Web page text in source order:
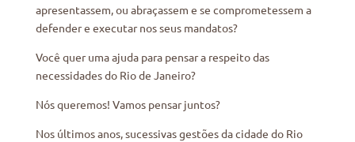
apresentassem, ou abraçassem e se comprometessem a
defender e executar nos seus mandatos?
Você quer uma ajuda para pensar a respeito das
necessidades do Rio de Janeiro?
Nós queremos! Vamos pensar juntos?
Nos últimos anos, sucessivas gestões da cidade do Rio